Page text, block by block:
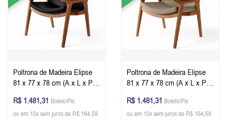
Poltrona de Madeira Elipse
81 x 77 x 78 cm (A x L x P) -
Corino Preto 22B Design By
Emerson Borges
R$ 1.481,31 Boleto/Pix
ou em 10x sem juros de R$ 164,59
Poltrona de Madeira Elipse
81 x 77 x 78 cm (A x L x P) -
44B Design By Emerson
Borges
R$ 1.481,31 Boleto/Pix
ou em 10x sem juros de R$ 164,59